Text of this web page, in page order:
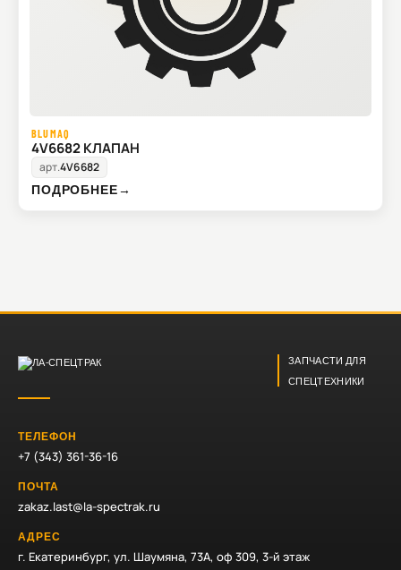
BLUMAQ
4V6682 КЛАПАН
арт.4V6682
ПОДРОБНЕЕ→
ЗАПЧАСТИ ДЛЯ
СПЕЦТЕХНИКИ
ТЕЛЕФОН
+7 (343) 361-36-16
ПОЧТА
zakaz.last@la-spectrak.ru
АДРЕС
г. Екатеринбург, ул. Шаумяна, 73А, оф 309, 3-й этаж